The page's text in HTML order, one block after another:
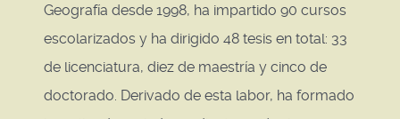
Geografía desde 1998, ha impartido 90 cursos
escolarizados y ha dirigido 48 tesis en total: 33
de licenciatura, diez de maestría y cinco de
doctorado. Derivado de esta labor, ha formado